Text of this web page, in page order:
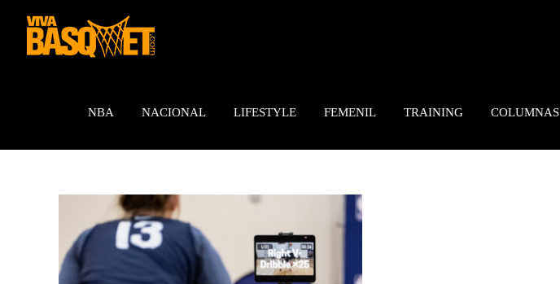
contenido
NBA NACIONAL LIFESTYLE FEMENIL TRAINING COLUMNAS